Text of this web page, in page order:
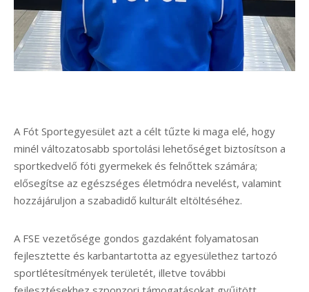
A Fót Sportegyesület azt a célt tűzte ki maga elé, hogy
minél változatosabb sportolási lehetőséget biztosítson a
sportkedvelő fóti gyermekek és felnőttek számára;
elősegítse az egészséges életmódra nevelést, valamint
hozzájáruljon a szabadidő kulturált eltöltéséhez.
A FSE vezetősége gondos gazdaként folyamatosan
fejlesztette és karbantartotta az egyesülethez tartozó
sportlétesítmények területét, illetve további